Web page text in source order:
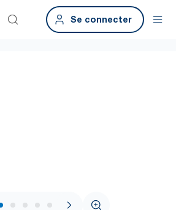
Se connecter